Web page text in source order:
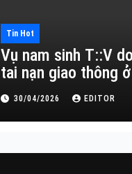
Tin Hot
Vụ nam sinh T::V
tai nạn giao thông ở
Đắk Lắk
30/04/2026 EDITOR